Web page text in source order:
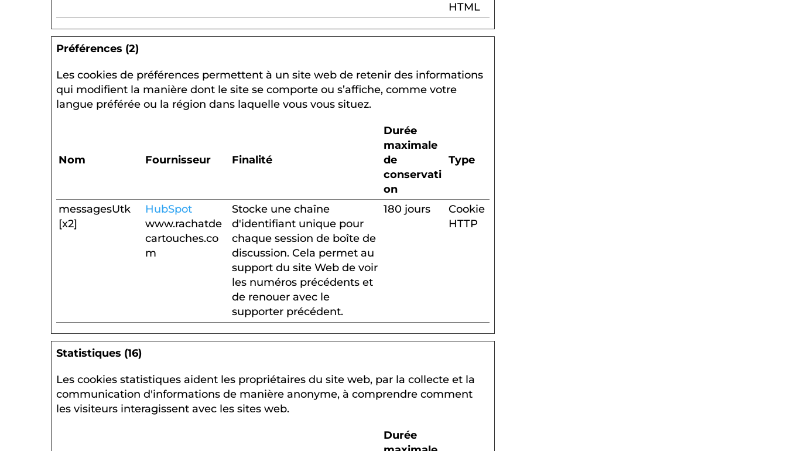
HTML
Préférences (2)
Les cookies de préférences permettent à un site web de retenir des informations
qui modifient la manière dont le site se comporte ou s’affiche, comme votre
langue préférée ou la région dans laquelle vous vous situez.
Nom Fournisseur Finalité
Durée
maximale
de
conservati
on
Type
messagesUtk
[x2]
HubSpot
www.rachatde
cartouches.co
m
Stocke une chaîne
d'identifiant unique pour
chaque session de boîte de
discussion. Cela permet au
support du site Web de voir
les numéros précédents et
de renouer avec le
supporter précédent.
180 jours
Cookie
HTTP
Statistiques (16)
Les cookies statistiques aident les propriétaires du site web, par la collecte et la
communication d'informations de manière anonyme, à comprendre comment
les visiteurs interagissent avec les sites web.
Durée